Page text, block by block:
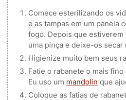
Comece esterilizando os
e as tampas em um panela
fogo. Depois que
uma pinça e deixe-os secar
Higienize muito bem seus
Fatie o rabanete o mais
Eu uso um mandolin que
Coloque as fatias de